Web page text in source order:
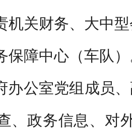
机关财务、大中
障中心（车队）
办公室党组成员
、政务信息、对